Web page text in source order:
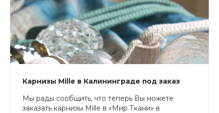
Карнизы Mille в Калининграде под заказ
Мы рады сообщить, что теперь Вы можете
заказать карнизы Mille в «Мир Ткани» в